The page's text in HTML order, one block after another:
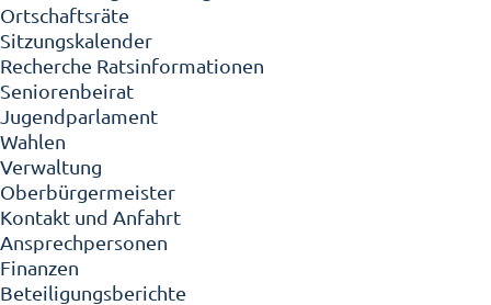
Ortschaftsräte
Sitzungskalender
Recherche Ratsinformationen
Seniorenbeirat
Jugendparlament
Wahlen
Verwaltung
Oberbürgermeister
Kontakt und Anfahrt
Ansprechpersonen
Finanzen
Beteiligungsberichte